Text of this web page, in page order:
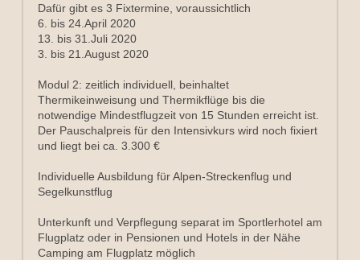
Dafür gibt es 3 Fixtermine, voraussichtlich
6. bis 24.April 2020
13. bis 31.Juli 2020
3. bis 21.August 2020
Modul 2: zeitlich individuell, beinhaltet
Thermikeinweisung und Thermikflüge bis die
notwendige Mindestflugzeit von 15 Stunden erreicht ist.
Der Pauschalpreis für den Intensivkurs wird noch fixiert
und liegt bei ca. 3.300 €
Individuelle Ausbildung für Alpen-Streckenflug und
Segelkunstflug
Unterkunft und Verpflegung separat im Sportlerhotel am
Flugplatz oder in Pensionen und Hotels in der Nähe
Camping am Flugplatz möglich